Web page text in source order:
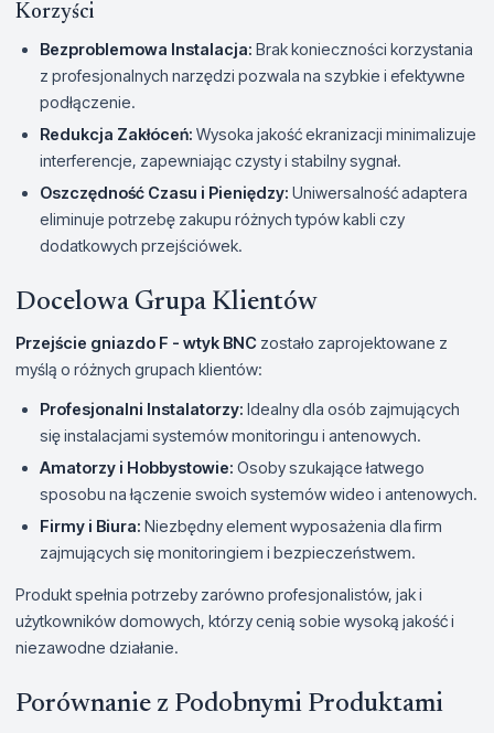
Korzyści
Bezproblemowa Instalacja: Brak konieczności korzystania
z profesjonalnych narzędzi pozwala na szybkie i efektywne
podłączenie.
Redukcja Zakłóceń: Wysoka jakość ekranizacji minimalizuje
interferencje, zapewniając czysty i stabilny sygnał.
Oszczędność Czasu i Pieniędzy: Uniwersalność adaptera
eliminuje potrzebę zakupu różnych typów kabli czy
dodatkowych przejściówek.
Docelowa Grupa Klientów
Przejście gniazdo F - wtyk BNC zostało zaprojektowane z
myślą o różnych grupach klientów:
Profesjonalni Instalatorzy: Idealny dla osób zajmujących
się instalacjami systemów monitoringu i antenowych.
Amatorzy i Hobbystowie: Osoby szukające łatwego
sposobu na łączenie swoich systemów wideo i antenowych.
Firmy i Biura: Niezbędny element wyposażenia dla firm
zajmujących się monitoringiem i bezpieczeństwem.
Produkt spełnia potrzeby zarówno profesjonalistów, jak i
użytkowników domowych, którzy cenią sobie wysoką jakość i
niezawodne działanie.
Porównanie z Podobnymi Produktami